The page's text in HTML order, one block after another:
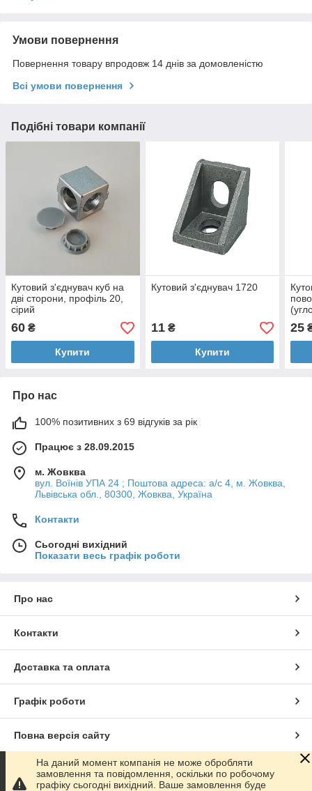
Умови повернення
Повернення товару впродовж 14 днів за домовленістю
Всі умови повернення
Подібні товари компанії
Кутовий з'єднувач куб на
дві сторони, профіль 20,
сірий
60 ₴
Купити
Кутовий з'єднувач 1720
11₴
Купити
25
Про нас
100% позитивних з 69 відгуків за рік
Працює з 28.09.2015
м. Жовква
вул. Воїнів УПА 24 ; Поштова адреса: а/с 4, м. Жовква,
Львівська обл., 80300, Жовква, Україна
Контакти
Сьогодні вихідний
Показати весь графік роботи
Про нас
Контакти
Доставка та оплата
Графік роботи
Повна версія сайту
Сайт створено на маркетплейсіProm.ua
На даний момент компанія не може обробляти
замовлення та повідомлення, оскільки по робочому
графіку сьогодні вихідний. Ваше замовлення буде